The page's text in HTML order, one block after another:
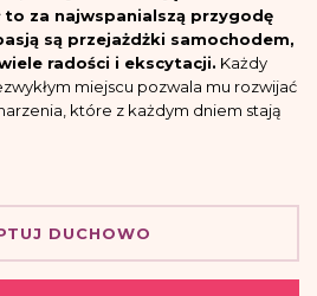
za najwspanialszą przygodę
są przejażdżki samochodem,
radości i ekscytacji. Każdy
miejscu pozwala mu rozwijać
które z każdym dniem stają
DUCHOWO